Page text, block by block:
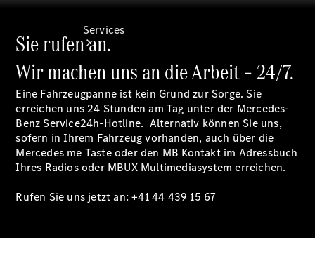
Services
Übersicht
Van-Service
Pannenhilfe
Kundensupport
Sie rufen an.
Wir machen uns an die Arbeit – 24/7.
Eine Fahrzeugpanne ist kein Grund zur Sorge. Sie
erreichen uns 24 Stunden am Tag unter der Mercedes-
BenzService24h-Hotline. Alternativ können Sie uns,
sofern in Ihrem Fahrzeug vorhanden, auch über die
Mercedes me Taste oder den MB Kontaktim Adressbuch
Ihres Radios oder MBUX Multimediasystem erreichen.
Rufen Sie uns jetzt an: +41 44 439 15 67